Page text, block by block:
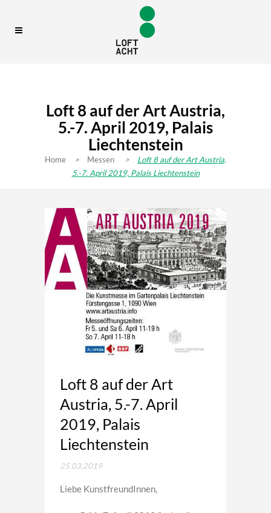
Loft 8 auf der Art Austria,
5.-7. April 2019, Palais
Liechtenstein
Home > Messen >
Loft 8 auf der Art Austria,
5.-7. April 2019, Palais Liechtenstein
Loft 8 auf der Art
Austria, 5.-7. April
2019, Palais
Liechtenstein
25.03.2019
Liebe KunstfreundInnen,